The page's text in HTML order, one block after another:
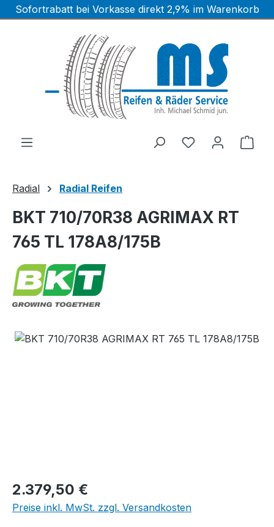
Zum Hauptinhalt springen
Sofortrabatt bei Vorkasse direkt 2,9% im Warenkorb
Radial Radial Reifen
BKT 710/70R38 AGRIMAX RT
765 TL 178A8/175B
Bildergalerie überspringen
Regulärer Preis:
2.379,50 €
Preise inkl. MwSt. zzgl. Versandkosten